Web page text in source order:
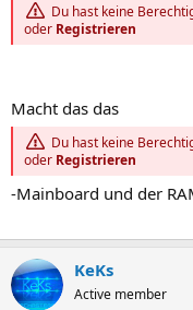
Du hast keine
oder Registrieren
Macht das das
Du hast keine
oder Registrieren
-Mainboard und der
KeKs
Active member